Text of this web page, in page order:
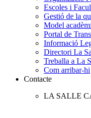
Escoles i
Gestió de la
Model
Portal de
Informació
Directori La
Treballa a La
Com arribar-hi
Contacte
LA SALLE